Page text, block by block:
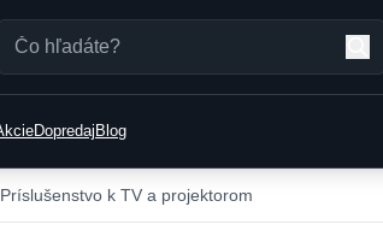
Dopredaj Blog
Príslušenstvo k TV a projektorom